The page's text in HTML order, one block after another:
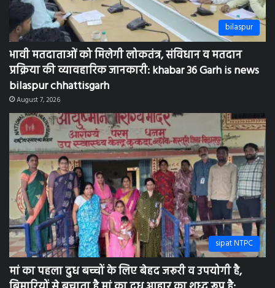
bilaspur
भावी मतदाताओं को मिलेगी लोकतंत्र, संविधान व मतदान
प्रक्रिया की व्यावहारिक जानकारी: khabar 36 Garh is news
bilaspur chhattisgarh
August 7, 2026
sipat NTPC
मां का पहला दुध बच्चों के लिए बेहद जरूरी व उपयोगी है,
बिमारियों से बचाता है मां का दूध आहार का शुध्द रूप है: